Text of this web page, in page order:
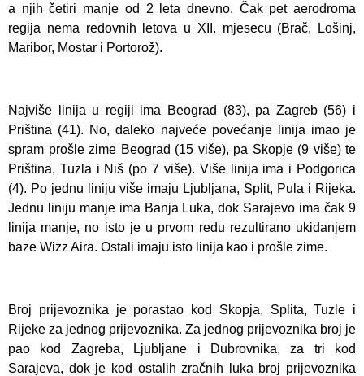
a njih četiri manje od 2 leta dnevno. Čak pet aerodroma
regija nema redovnih letova u XII. mjesecu (Brač, Lošinj,
Maribor, Mostar i Portorož).
Najviše linija u regiji ima Beograd (83), pa Zagreb (56) i
Priština (41). No, daleko najveće povećanje linija imao je
spram prošle zime Beograd (15 više), pa Skopje (9 više) te
Priština, Tuzla i Niš (po 7 više). Više linija ima i Podgorica
(4). Po jednu liniju više imaju Ljubljana, Split, Pula i Rijeka.
Jednu liniju manje ima Banja Luka, dok Sarajevo ima čak 9
linija manje, no isto je u prvom redu rezultirano ukidanjem
baze Wizz Aira. Ostali imaju isto linija kao i prošle zime.
Broj prijevoznika je porastao kod Skopja, Splita, Tuzle i
Rijeke za jednog prijevoznika. Za jednog prijevoznika broj je
pao kod Zagreba, Ljubljane i Dubrovnika, za tri kod
Sarajeva, dok je kod ostalih zračnih luka broj prijevoznika